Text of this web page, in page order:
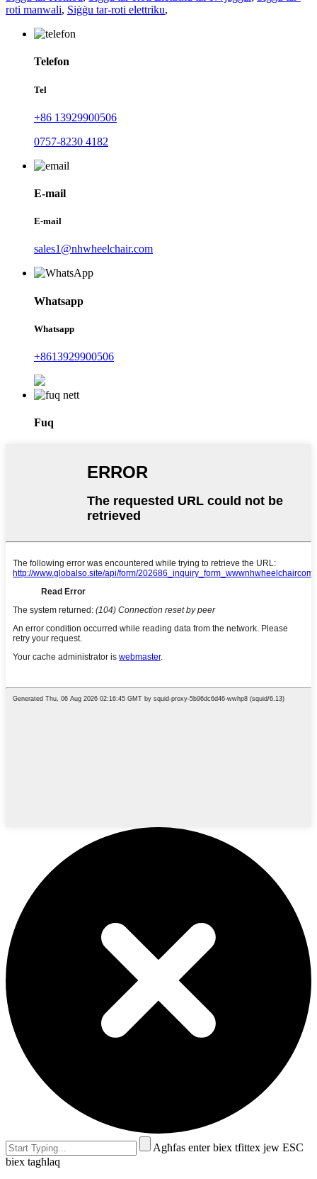
roti manwali, Siġġu tar-roti elettriku,
Telefon
Tel
+86 13929900506
0757-8230 4182
E-mail
E-mail
sales1@nhwheelchair.com
Whatsapp
Whatsapp
+8613929900506
Fuq
Agħfas enter biex tfittex jew ESC
biex tagħlaq